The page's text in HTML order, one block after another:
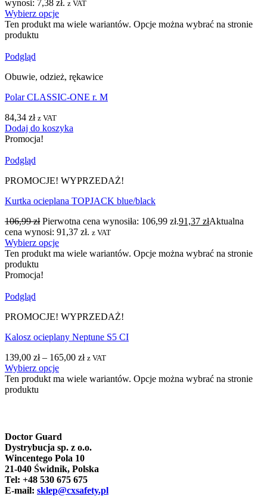
wynosi: 7,38 zł. z VAT
Wybierz opcje
Ten produkt ma wiele wariantów. Opcje można wybrać na stronie
produktu
Podgląd
Obuwie, odzież, rękawice
Polar CLASSIC-ONE r. M
84,34 zł z VAT
Dodaj do koszyka
Promocja!
Podgląd
PROMOCJE! WYPRZEDAŻ!
Kurtka ocieplana TOPJACK blue/black
106,99zł Pierwotna cena wynosiła: 106,99 zł.91,37 złAktualna
cena wynosi: 91,37 zł. z VAT
Wybierz opcje
Ten produkt ma wiele wariantów. Opcje można wybrać na stronie
produktu
Promocja!
Podgląd
PROMOCJE! WYPRZEDAŻ!
Kalosz ocieplany Neptune S5 CI
139,00 zł– 165,00 zł z VAT
Wybierz opcje
Ten produkt ma wiele wariantów. Opcje można wybrać na stronie
produktu
Doctor Guard
Dystrybucja sp. z o.o.
Wincentego Pola 10
21-040 Świdnik, Polska
Tel: +48 530 675 675
E-mail: sklep@cxsafety.pl